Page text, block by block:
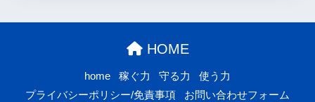
HOME
home 稼ぐ力 守る力
使う力
プライバシーポリシー/免責事項
お問い合わせフォーム